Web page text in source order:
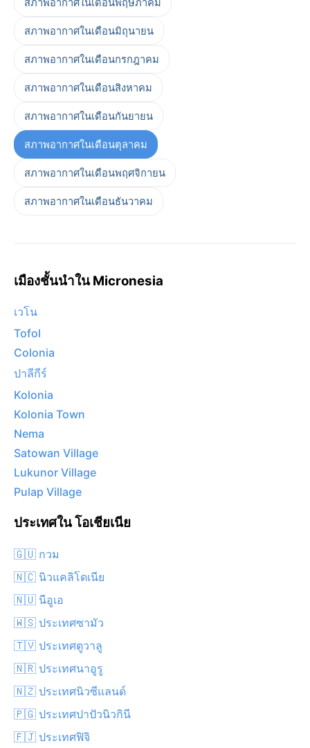
สภาพอากาศในเดือนพฤษภาคม
สภาพอากาศในเดือนมิถุนายน
สภาพอากาศในเดือนกรกฎาคม
สภาพอากาศในเดือนสิงหาคม
สภาพอากาศในเดือนกันยายน
สภาพอากาศในเดือนตุลาคม
สภาพอากาศในเดือนพฤศจิกายน
สภาพอากาศในเดือนธันวาคม
เมืองชั้นนำใน Micronesia
เวโน
Tofol
Colonia
ปาลีกีร์
Kolonia
Kolonia Town
Nema
Satowan Village
Lukunor Village
Pulap Village
ประเทศใน โอเชียเนีย
🇬🇺 กวม
🇳🇨 นิวแคลิโดเนีย
🇳🇺 นีอูเอ
🇼🇸 ประเทศซามัว
🇹🇻 ประเทศตูวาลู
🇳🇷 ประเทศนาอูรู
🇳🇿 ประเทศนิวซีแลนด์
🇵🇬 ประเทศปาปัวนิวกินี
🇫🇯 ประเทศฟิจิ